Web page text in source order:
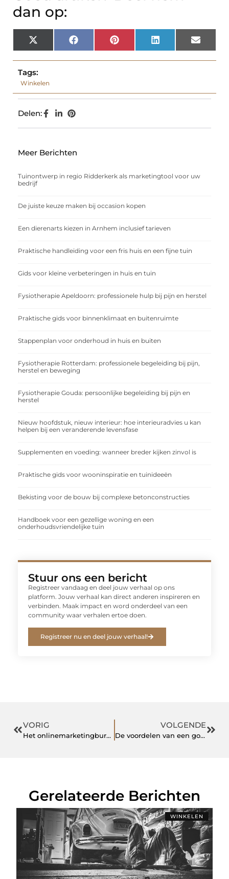
dan op:
X
(Twitter)
Facebook Pinterest LinkedIn Email
Tags:
Winkelen
Delen:
Meer Berichten
Tuinontwerp in regio Ridderkerk als marketingtool voor uw
bedrijf
De juiste keuze maken bij occasion kopen
Een dierenarts kiezen in Arnhem inclusief tarieven
Praktische handleiding voor een fris huis en een fijne tuin
Gids voor kleine verbeteringen in huis en tuin
Fysiotherapie Apeldoorn: professionele hulp bij pijn en herstel
Praktische gids voor binnenklimaat en buitenruimte
Stappenplan voor onderhoud in huis en buiten
Fysiotherapie Rotterdam: professionele begeleiding bij pijn,
herstel en beweging
Fysiotherapie Gouda: persoonlijke begeleiding bij pijn en
herstel
Nieuw hoofdstuk, nieuw interieur: hoe interieuradvies u kan
helpen bij een veranderende levensfase
Supplementen en voeding: wanneer breder kijken zinvol is
Praktische gids voor wooninspiratie en tuinideeën
Bekisting voor de bouw bij complexe betonconstructies
Handboek voor een gezellige woning en een
onderhoudsvriendelijke tuin
Stuur ons een bericht
Registreer vandaag en deel jouw verhaal op ons
platform. Jouw verhaal kan direct anderen inspireren en
verbinden. Maak impact en word onderdeel van een
community waar verhalen ertoe doen.
Registreer nu en deel jouw verhaal!
VORIG
Het onlinemarketingbureau in de buurt van Rotterdam
VOLGENDE
De voordelen van een goed onderhouden dak
Gerelateerde Berichten
WINKELEN